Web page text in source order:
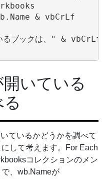
& vbCrLf
ブックは、" &
いている
ているかどうかを調べて
して考えます。For Each
コレクションのメン
、wb.Nameが